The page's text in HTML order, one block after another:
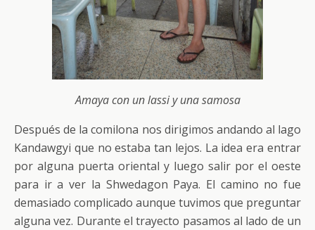
Amaya con un lassi y una samosa
Después de la comilona nos dirigimos andando al lago
Kandawgyi que no estaba tan lejos. La idea era entrar
por alguna puerta oriental y luego salir por el oeste
para ir a ver la Shwedagon Paya. El camino no fue
demasiado complicado aunque tuvimos que preguntar
alguna vez. Durante el trayecto pasamos al lado de un